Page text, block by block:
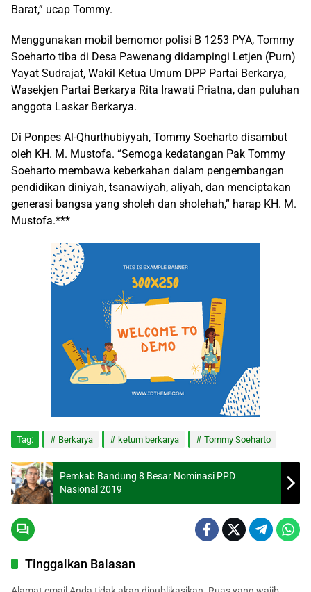
Barat,” ucap Tommy.
Menggunakan mobil bernomor polisi B 1253 PYA, Tommy
Soeharto tiba di Desa Pawenang didampingi Letjen (Purn)
Yayat Sudrajat, Wakil Ketua Umum DPP Partai Berkarya,
Wasekjen Partai Berkarya Rita Irawati Priatna, dan puluhan
anggota Laskar Berkarya.
Di Ponpes Al-Qhurthubiyyah, Tommy Soeharto disambut
oleh KH. M. Mustofa. “Semoga kedatangan Pak Tommy
Soeharto membawa keberkahan dalam pengembangan
pendidikan diniyah, tsanawiyah, aliyah, dan menciptakan
generasi bangsa yang sholeh dan sholehah,” harap KH. M.
Mustofa.***
Tag: Berkarya ketum berkarya Tommy Soeharto
Pemkab Bandung 8 Besar Nominasi PPD
Nasional 2019
Tinggalkan Balasan